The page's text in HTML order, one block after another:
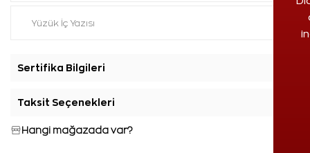
Sertifika Bilgileri
Taksit Seçenekleri
Hangi mağazada var?